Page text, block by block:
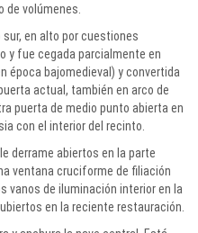
volúmenes.
sur, en alto por cuestiones
y fue cegada parcialmente en
época bajomedieval) y convertida
actual, también en arco de
puerta de medio punto abierta en
con el interior del recinto.
derrame abiertos en la parte
ventana cruciforme de filiación
vanos de iluminación interior en la
en la reciente restauración.